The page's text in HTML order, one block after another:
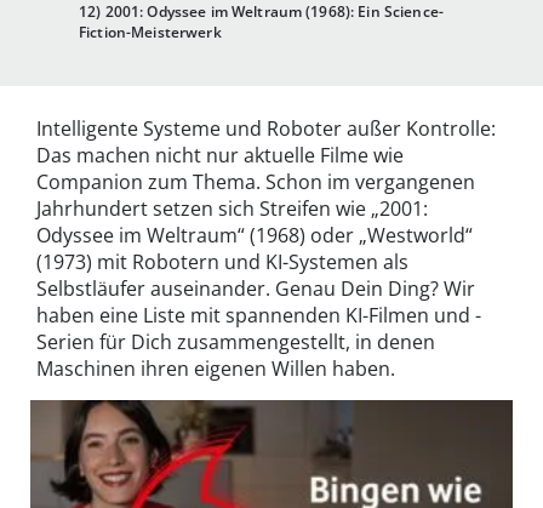
12) 2001: Odyssee im Weltraum (1968): Ein Science-
Fiction-Meisterwerk
Intelligente Systeme und Roboter außer Kontrolle:
Das machen nicht nur aktuelle Filme wie
Companion zum Thema. Schon im vergangenen
Jahrhundert setzen sich Streifen wie „2001:
Odyssee im Weltraum“ (1968) oder „Westworld“
(1973) mit Robotern und KI-Systemen als
Selbstläufer auseinander. Genau Dein Ding? Wir
haben eine Liste mit spannenden KI-Filmen und -
Serien für Dich zusammengestellt, in denen
Maschinen ihren eigenen Willen haben.